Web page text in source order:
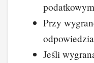
Przy
Jeśli